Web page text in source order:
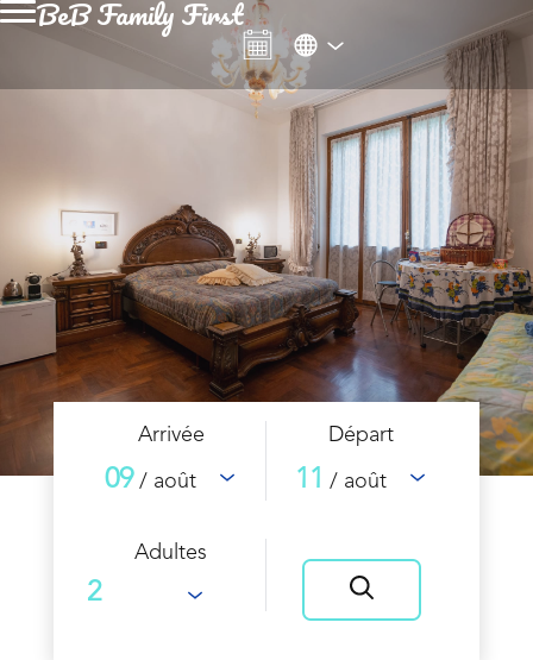
BeB Family First
Arrivée
09 / août
Départ
11 / août
Adultes